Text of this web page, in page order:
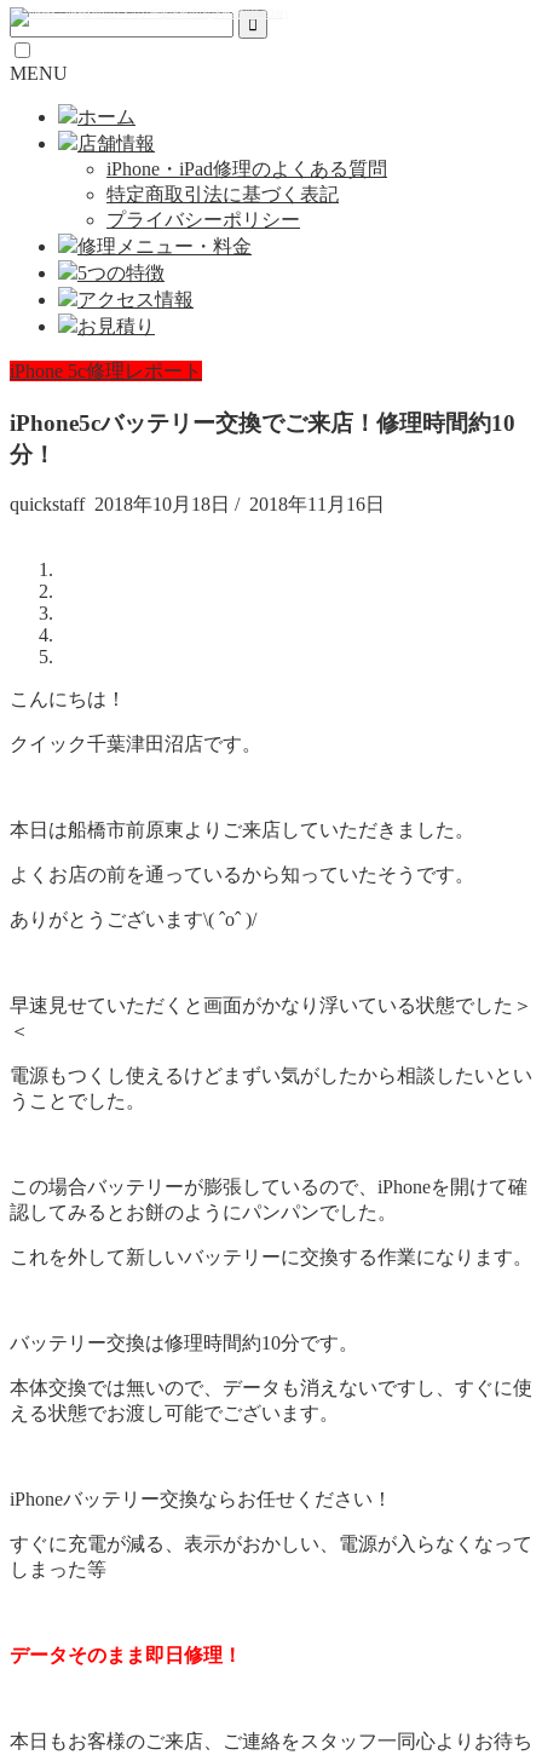
MENU
ホーム
店舗情報
iPhone・iPad修理のよくある質問
特定商取引法に基づく表記
プライバシーポリシー
修理メニュー・料金
5つの特徴
アクセス情報
お見積り
iPhone 5c修理レポート
iPhone5cバッテリー交換でご来店！修理時間約10
分！
quickstaff 2018年10月18日 / 2018年11月16日
こんにちは！
クイック千葉津田沼店です。
本日は船橋市前原東よりご来店していただきました。
よくお店の前を通っているから知っていたそうです。
ありがとうございます\( ˆoˆ )/
早速見せていただくと画面がかなり浮いている状態でした＞
＜
電源もつくし使えるけどまずい気がしたから相談したいとい
うことでした。
この場合バッテリーが膨張しているので、iPhoneを開けて確
認してみるとお餅のようにパンパンでした。
これを外して新しいバッテリーに交換する作業になります。
バッテリー交換は修理時間約10分です。
本体交換では無いので、データも消えないですし、すぐに使
える状態でお渡し可能でございます。
iPhoneバッテリー交換ならお任せください！
すぐに充電が減る、表示がおかしい、電源が入らなくなって
しまった等
データそのまま即日修理！
本日もお客様のご来店、ご連絡をスタッフ一同心よりお待ち